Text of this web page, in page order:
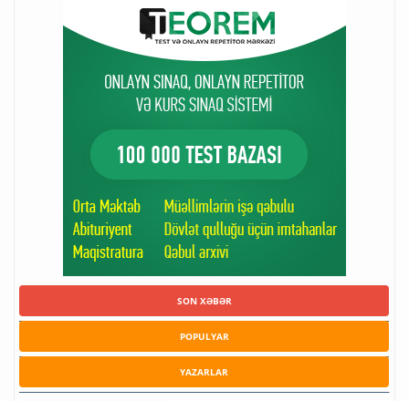
SON XƏBƏR
POPULYAR
YAZARLAR